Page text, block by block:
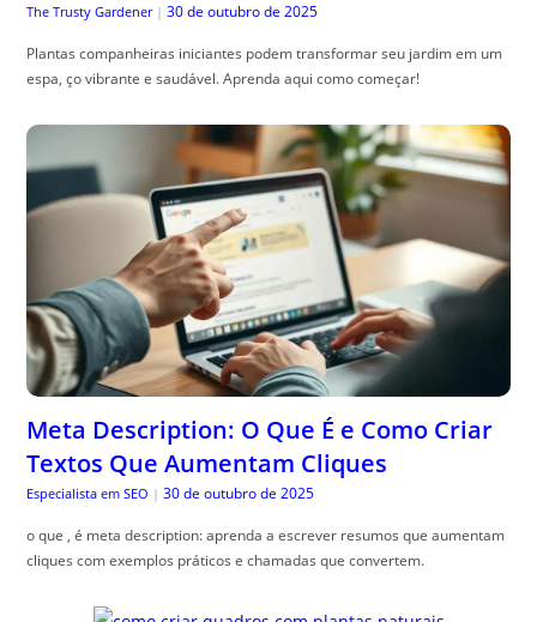
The Trusty Gardener | 30 de outubro de 2025
Plantas companheiras iniciantes podem transformar seu jardim em um
espa, ço vibrante e saudável. Aprenda aqui como começar!
Meta Description: O Que É e Como Criar
Textos Que Aumentam Cliques
Especialista em SEO | 30 de outubro de 2025
o que , é meta description: aprenda a escrever resumos que aumentam
cliques com exemplos práticos e chamadas que convertem.